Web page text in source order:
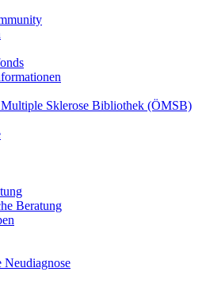
Multiple Sklerose Bibliothek (ÖMSB)
Beratung
Neudiagnose